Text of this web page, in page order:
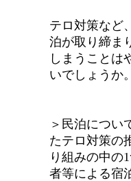
テロ対策など
泊が取り締ま
しまうことは
いでしょうか。
＞民泊につい
たテロ対策の
り組みの中の
者等による宿